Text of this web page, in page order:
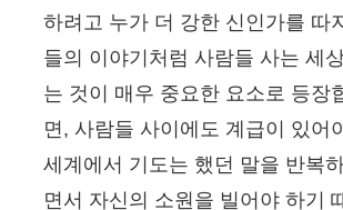
하려고 누가 더 강한 신인가를 따
들의 이야기처럼 사람들 사는 세
는 것이 매우 중요한 요소로 등장
면, 사람들 사이에도 계급이 있어
세계에서 기도는 했던 말을 반복
면서 자신의 소원을 빌어야 하기